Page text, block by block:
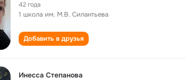
42 года
1 школа им. М.В. Силантьева
Добавить в друзья
Инесса Степанова